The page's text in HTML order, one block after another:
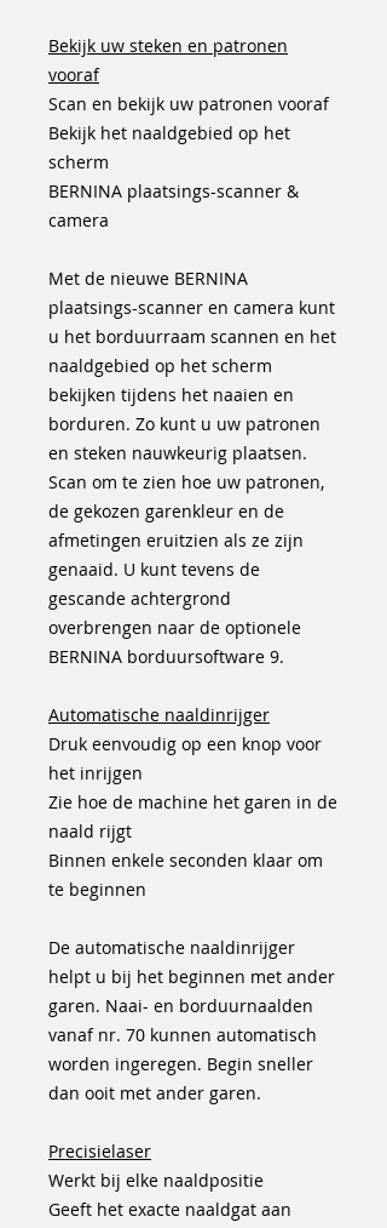
Bekijk uw steken en patronen
vooraf
Scan en bekijk uw patronen vooraf
Bekijk het naaldgebied op het
scherm
BERNINA plaatsings-scanner &
camera
Met de nieuwe BERNINA
plaatsings-scanner en camera kunt
u het borduurraam scannen en het
naaldgebied op het scherm
bekijken tijdens het naaien en
borduren. Zo kunt u uw patronen
en steken nauwkeurig plaatsen.
Scan om te zien hoe uw patronen,
de gekozen garenkleur en de
afmetingen eruitzien als ze zijn
genaaid. U kunt tevens de
gescande achtergrond
overbrengen naar de optionele
BERNINA borduursoftware 9.
Automatische naaldinrijger
Druk eenvoudig op een knop voor
het inrijgen
Zie hoe de machine het garen in de
naald rijgt
Binnen enkele seconden klaar om
te beginnen
De automatische naaldinrijger
helpt u bij het beginnen met ander
garen. Naai- en borduurnaalden
vanaf nr. 70 kunnen automatisch
worden ingeregen. Begin sneller
dan ooit met ander garen.
Precisielaser
Werkt bij elke naaldpositie
Geeft het exacte naaldgat aan